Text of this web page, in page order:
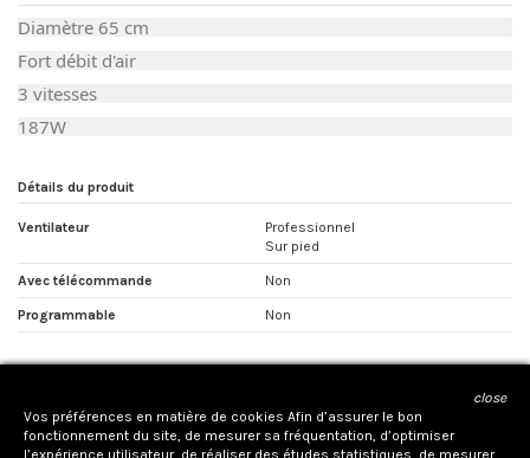
Diamètre 65 cm
Fort débit d'air
3 vitesses
187W
Détails du produit
Ventilateur
Professionnel
Sur pied
Avec télécommande Non
Programmable Non
CONTACTEZ NOUS
close
Vos préférences en matière de cookies Afin d’assurer le bon
fonctionnement du site, de mesurer sa fréquentation, d’optimiser
l’expérience utilisateur, de réaliser des études statistiques, de mesurer